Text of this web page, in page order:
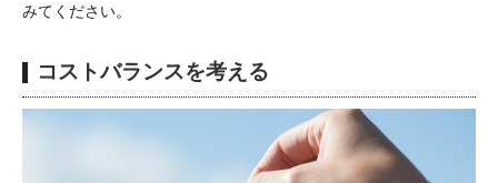
みてください。
コストバランスを考える